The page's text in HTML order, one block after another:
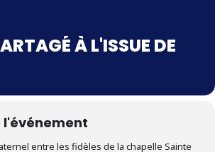
À L'ISSUE DE
l'événement
entre les fidèles de la chapelle Sainte